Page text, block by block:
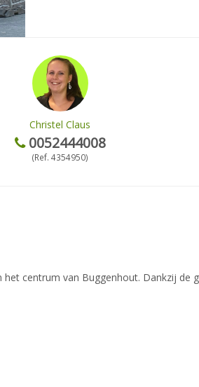
Christel Claus
0052444008
(Ref. 4354950)
centrum van Buggenhout. Dankzij de